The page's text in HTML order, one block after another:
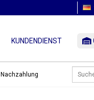
KUNDENDIENST
Nachzahlung